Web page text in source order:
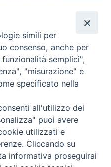
di S.E.R. Mons. Agostino
Laicali di Castellaneta
stampa
simili per
consenso, anche per
semplici",
"misurazione" e
specificato nella
all'utilizzo dei
puoi avere
utilizzati e
Cliccando su
informativa proseguirai